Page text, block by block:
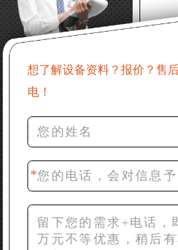
22分钟前 郑女士：想了解时产
31分钟前 吴先生：成套石头破
产品资料
36分钟前 罗先生：每小时100
42分钟前 梁先生：膨润土磨到
备？
想了解设备资料？报价？售
电！